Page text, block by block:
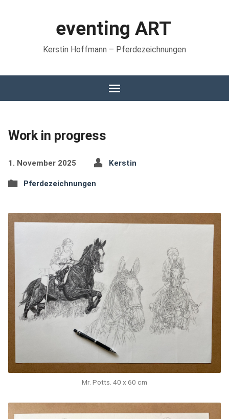
eventing ART
Kerstin Hoffmann – Pferdezeichnungen
Work in progress
1. November 2025 Kerstin
Pferdezeichnungen
Mr. Potts. 40 x 60 cm